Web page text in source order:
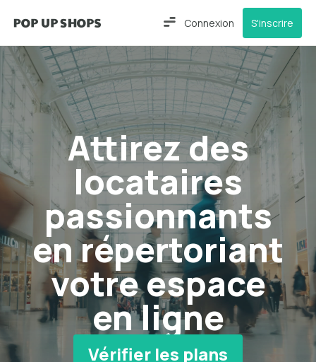
Connexion S'inscrire
Attirez des
locataires
passionnants
en répertoriant
votre espace
en ligne
Vérifier les plans